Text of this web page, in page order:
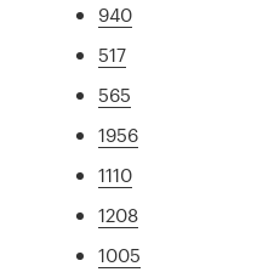
940
517
565
1956
1110
1208
1005